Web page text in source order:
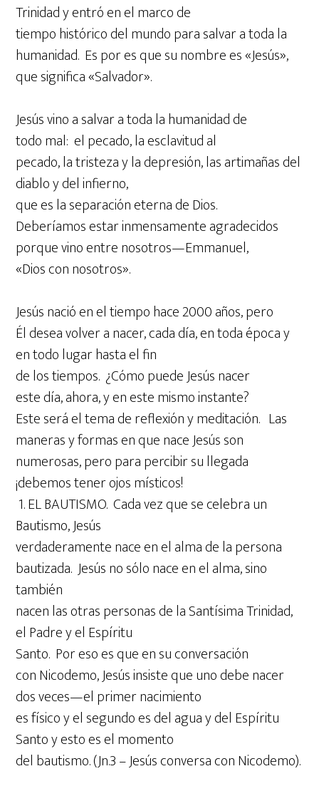
Trinidad y entró en el marco de
tiempo histórico del mundo para salvar a toda la
humanidad. Es por es que su nombre es «Jesús»,
que significa «Salvador».
Jesús vino a salvar a toda la humanidad de
todo mal: el pecado, la esclavitud al
pecado, la tristeza y la depresión, las artimañas del
diablo y del infierno,
que es la separación eterna de Dios.
Deberíamos estar inmensamente agradecidos
porque vino entre nosotros—Emmanuel,
«Dios con nosotros».
Jesús nació en el tiempo hace 2000 años, pero
Él desea volver a nacer, cada día, en toda época y
en todo lugar hasta el fin
de los tiempos. ¿Cómo puede Jesús nacer
este día, ahora, y en este mismo instante?
Este será el tema de reflexión y meditación. Las
maneras y formas en que nace Jesús son
numerosas, pero para percibir su llegada
¡debemos tener ojos místicos!
1. EL BAUTISMO. Cada vez que se celebra un
Bautismo, Jesús
verdaderamente nace en el alma de la persona
bautizada. Jesús no sólo nace en el alma, sino
también
nacen las otras personas de la Santísima Trinidad,
el Padre y el Espíritu
Santo. Por eso es que en su conversación
con Nicodemo, Jesús insiste que uno debe nacer
dos veces—el primer nacimiento
es físico y el segundo es del agua y del Espíritu
Santo y esto es el momento
del bautismo. (Jn.3 – Jesús conversa con Nicodemo).